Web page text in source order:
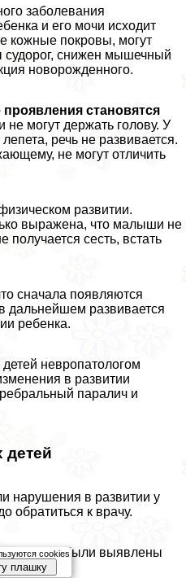
заболевания
и его мочи исходит
кожные покровы, могут
судорог, снижен мышечный
новорожденного.
становятся
не могут держать голову. У
речь не развивается.
не могут отличить
развитии.
выражена, что малыши не
получается сесть, встать
сначала появляются
дальнейшем развивается
ребенка.
невропатологом
в развитии
паралич и
нарушения в развитии у
обратиться к врачу.
когда были выявлены
cookies
плашку